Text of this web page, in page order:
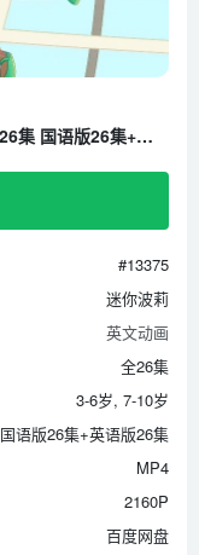
美国动画片《迷你波莉 Polly pocket》全26集 国语版26集+英语版26集 1080P/MP4/12G 百度云网盘下载
#13375
迷你波莉
英文动画
全26集
3-6岁, 7-10岁
国语版26集+英语版26集
MP4
2160P
百度网盘